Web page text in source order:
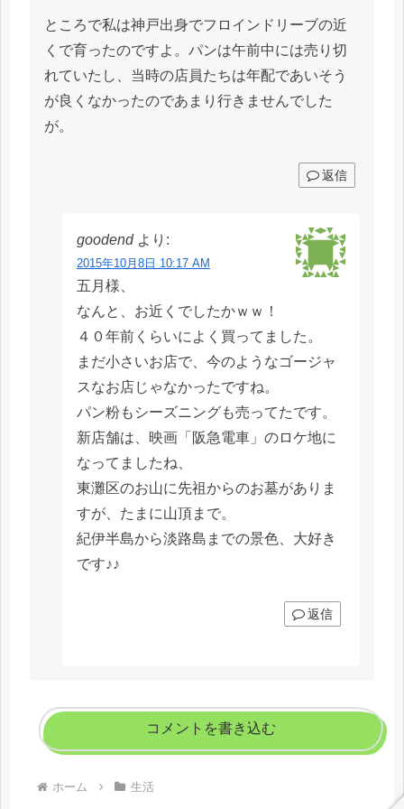
ところで私は神戸出身でフロインドリーブの近
くで育ったのですよ。パンは午前中には売り切
れていたし、当時の店員たちは年配であいそう
が良くなかったのであまり行きませんでした
が。
返信
goodend より:
2015年10月8日 10:17 AM
五月様、
なんと、お近くでしたかｗｗ！
４０年前くらいによく買ってました。
まだ小さいお店で、今のようなゴージャ
スなお店じゃなかったですね。
パン粉もシーズニングも売ってたです。
新店舗は、映画「阪急電車」のロケ地に
なってましたね、
東灘区のお山に先祖からのお墓がありま
すが、たまに山頂まで。
紀伊半島から淡路島までの景色、大好き
です♪♪
返信
コメントを書き込む
ホーム 生活